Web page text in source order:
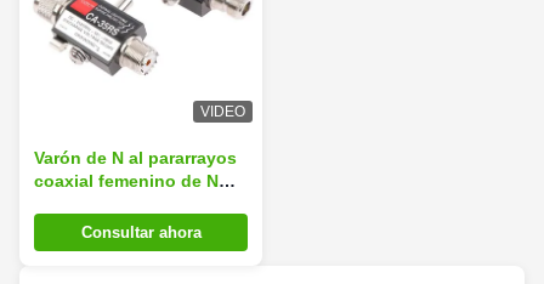
VIDEO
Varón de N al pararrayos
coaxial femenino de N
Consultar ahora